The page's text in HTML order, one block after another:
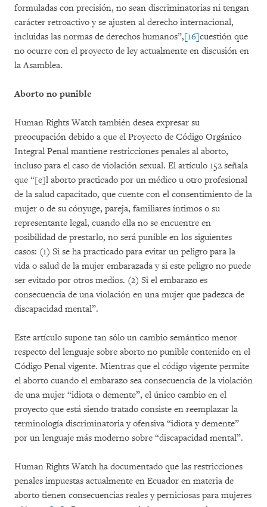
formuladas con precisión, no sean discriminatorias ni tengan
carácter retroactivo y se ajusten al derecho internacional,
incluidas las normas de derechos humanos”,[16]cuestión que
no ocurre con el proyecto de ley actualmente en discusión en
la Asamblea.
Aborto no punible
Human Rights Watch también desea expresar su
preocupación debido a que el Proyecto de Código Orgánico
Integral Penal mantiene restricciones penales al aborto,
incluso para el caso de violación sexual. El artículo 152 señala
que “[e]l aborto practicado por un médico u otro profesional
de la salud capacitado, que cuente con el consentimiento de la
mujer o de su cónyuge, pareja, familiares íntimos o su
representante legal, cuando ella no se encuentre en
posibilidad de prestarlo, no será punible en los siguientes
casos: (1) Si se ha practicado para evitar un peligro para la
vida o salud de la mujer embarazada y si este peligro no puede
ser evitado por otros medios. (2) Si el embarazo es
consecuencia de una violación en una mujer que padezca de
discapacidad mental”.
Este artículo supone tan sólo un cambio semántico menor
respecto del lenguaje sobre aborto no punible contenido en el
Código Penal vigente. Mientras que el código vigente permite
el aborto cuando el embarazo sea consecuencia de la violación
de una mujer “idiota o demente”, el único cambio en el
proyecto que está siendo tratado consiste en reemplazar la
terminología discriminatoria y ofensiva “idiota y demente”
por un lenguaje más moderno sobre “discapacidad mental”.
Human Rights Watch ha documentado que las restricciones
penales impuestas actualmente en Ecuador en materia de
aborto tienen consecuencias reales y perniciosas para mujeres